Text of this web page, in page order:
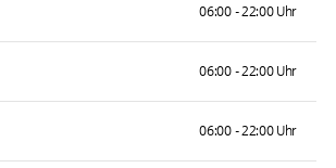
06:00 - 22:00 Uhr
06:00 - 22:00 Uhr
06:00 - 22:00 Uhr